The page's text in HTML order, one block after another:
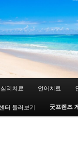
리치료 언어치료
터 둘러보기 굿프렌즈